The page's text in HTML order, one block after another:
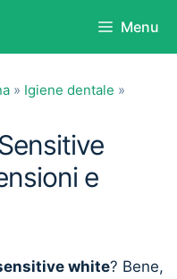
Menu
» Igiene dentale »
e
white? Bene,